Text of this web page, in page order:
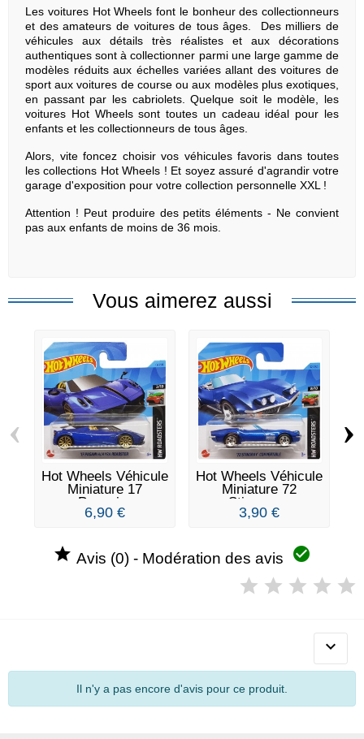
Les voitures Hot Wheels font le bonheur des collectionneurs
et des amateurs de voitures de tous âges. Des milliers de
véhicules aux détails très réalistes et aux décorations
authentiques sont à collectionner parmi une large gamme de
modèles réduits aux échelles variées allant des voitures de
sport aux voitures de course ou aux modèles plus exotiques,
en passant par les cabriolets. Quelque soit le modèle, les
voitures Hot Wheels sont toutes un cadeau idéal pour les
enfants et les collectionneurs de tous âges.
Alors, vite foncez choisir vos véhicules favoris dans toutes
les collections Hot Wheels ! Et soyez assuré d'agrandir votre
garage d'exposition pour votre collection personnelle XXL !
Attention ! Peut produire des petits éléments - Ne convient
pas aux enfants de moins de 36 mois.
Vous aimerez aussi
Hot Wheels Véhicule
Miniature 17
Pagani...
6,90 €
Hot Wheels Véhicule
Miniature 72
Stingray...
3,90 €
‹ ›
 Avis (0) - Modération des avis 

Il n'y a pas encore d'avis pour ce produit.